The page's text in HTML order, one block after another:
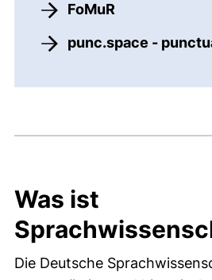
FoMuR
punc.space -
Was ist
Die Deutsche